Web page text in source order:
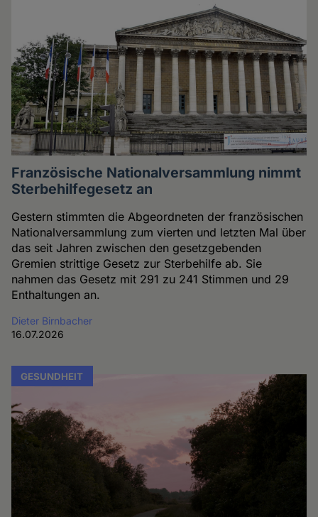
Französische Nationalversammlung nimmt
Sterbehilfegesetz an
Gestern stimmten die Abgeordneten der französischen
Nationalversammlung zum vierten und letzten Mal über
das seit Jahren zwischen den gesetzgebenden
Gremien strittige Gesetz zur Sterbehilfe ab. Sie
nahmen das Gesetz mit 291 zu 241 Stimmen und 29
Enthaltungen an.
Dieter Birnbacher
16.07.2026
GESUNDHEIT